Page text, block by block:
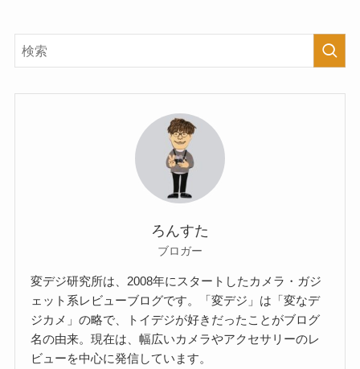
ろんすた
ブロガー
変デジ研究所は、2008年にスタートしたカメラ・ガジ
ェット系レビューブログです。「変デジ」は「変なデ
ジカメ」の略で、トイデジが好きだったことがブログ
名の由来。現在は、幅広いカメラやアクセサリーのレ
ビューを中心に発信しています。